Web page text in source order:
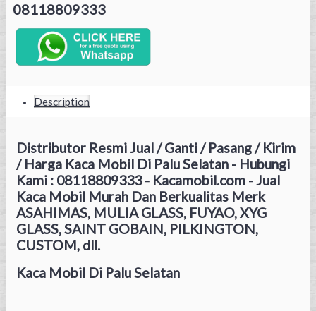
08118809333
Description
Distributor Resmi Jual / Ganti / Pasang / Kirim
/ Harga Kaca Mobil Di Palu Selatan - Hubungi
Kami : 08118809333 - Kacamobil.com - Jual
Kaca Mobil Murah Dan Berkualitas Merk
ASAHIMAS, MULIA GLASS, FUYAO, XYG
GLASS, SAINT GOBAIN, PILKINGTON,
CUSTOM, dll.
Kaca Mobil Di Palu Selatan